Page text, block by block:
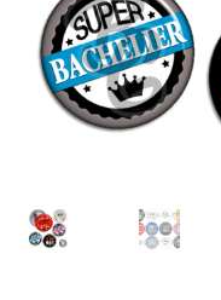
CODES PROMOS
Conditions Générales
Mon compte